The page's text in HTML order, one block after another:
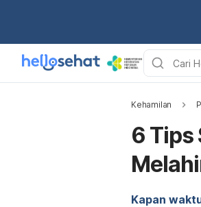
Kehamilan
6 Tips
Kapan